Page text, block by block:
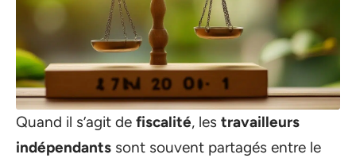
Quand il s’agit de fiscalité, les travailleurs
indépendants sont souvent partagés entre le